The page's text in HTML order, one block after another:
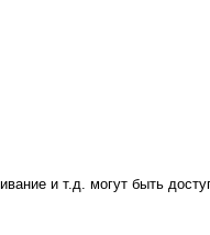
и т.д. могут быть